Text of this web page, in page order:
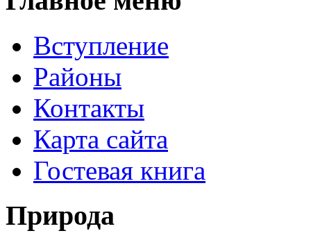
Вступление
Районы
Контакты
Карта сайта
Гостевая книга
Природа